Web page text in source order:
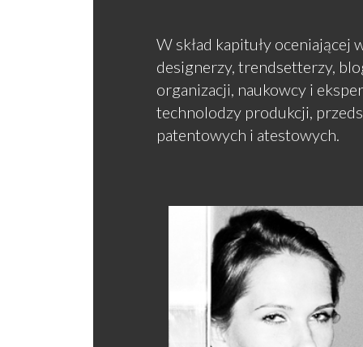
W skład kapituły
designerzy, trendsetterzy,
organizacji, naukowcy i
technolodzy produkcji,
patentowych i atestowych.